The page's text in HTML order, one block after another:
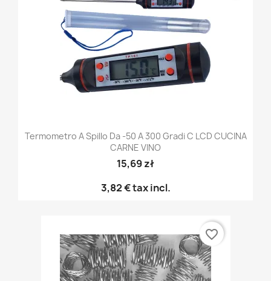
Termometro A Spillo Da -50 A 300 Gradi C LCD CUCINA
CARNE VINO
15,69 zł
3,82 €tax incl.
favorite_border